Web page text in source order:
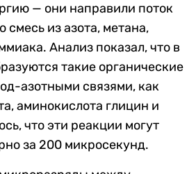
— они направили поток
смесь из азота, метана,
Анализ показал, что в
такие органические
азотными связями, как
аминокислота глицин и
что эти реакции могут
за 200 микросекунд.